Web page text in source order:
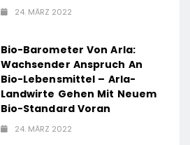
24. MÄRZ 2022
Bio-Barometer Von Arla:
Wachsender Anspruch An
Bio-Lebensmittel – Arla-
Landwirte Gehen Mit Neuem
Bio-Standard Voran
24. MÄRZ 2022